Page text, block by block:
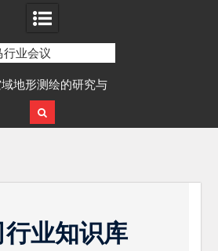
行业会议
地形测绘的研究与
业知识库